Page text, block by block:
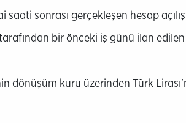
sonrası gerçekleşen hesap
bir önceki iş günü ilan edilen
dönüşüm kuru üzerinden Türk